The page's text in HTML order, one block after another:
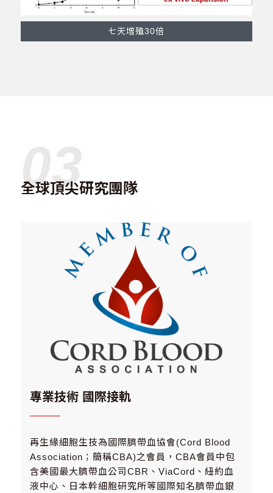
七天增殖30倍
03
全球頂尖研究團隊
專業技術 國際接軌
再生緣細胞生技為國際臍帶血協會(Cord Blood
Association；簡稱CBA)之會員，CBA會員中包
含美國最大臍帶血公司CBR、ViaCord、紐約血
液中心、日本幹細胞研究所等國際知名臍帶血銀